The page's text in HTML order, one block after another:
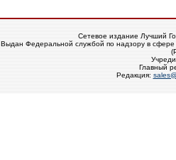
Сетевое издание Лучший
Выдан Федеральной службой по надзору в
Главный
Редакция: